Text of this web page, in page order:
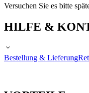
Versuchen Sie es bitte
HILFE &
Bestellung & Lieferung